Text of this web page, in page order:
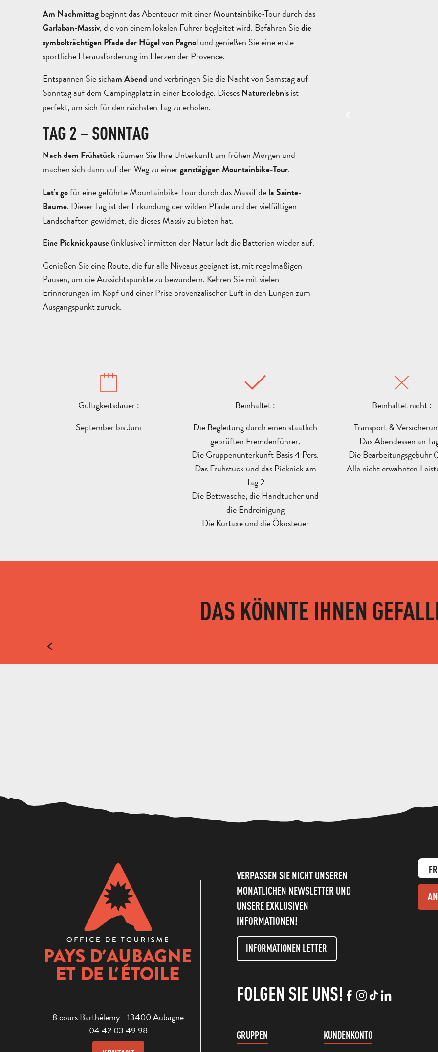
Am Nachmittag beginnt das Abenteuer mit einer Mountainbike-Tour durch das
Garlaban-Massiv, die von einem lokalen Führer begleitet wird. Befahren Siedie
symbolträchtigen Pfade der Hügel von Pagnol und genießen Sie eine erste
sportliche Herausforderung im Herzen der Provence.
Entspannen Sie sicham Abend und verbringen Sie die Nacht von Samstag auf
Sonntag auf dem Campingplatz in einer Ecolodge. Dieses Naturerlebnis ist
perfekt, um sich für den nächsten Tag zu erholen.
TAG 2 – SONNTAG
Nach dem Frühstück räumen Sie Ihre Unterkunft am frühen Morgen und
machen sich dann auf den Weg zu einerganztägigen Mountainbike-Tour.
Let’s gofür eine geführte Mountainbike-Tour durch das Massif de la Sainte-
Baume. Dieser Tag ist der Erkundung der wilden Pfade und der vielfältigen
Landschaften gewidmet, die dieses Massiv zu bieten hat.
Eine Picknickpause (inklusive) inmitten der Natur lädt die Batterien wieder auf.
Genießen Sie eine Route, die für alle Niveaus geeignet ist, mit regelmäßigen
Pausen, um die Aussichtspunkte zu bewundern. Kehren Sie mit vielen
Erinnerungen im Kopf und einer Prise provenzalischer Luft in den Lungen zum
Ausgangspunkt zurück.
Gültigkeitsdauer :
September bis Juni
Beinhaltet :
Die Begleitung durch einen staatlich
geprüften Fremdenführer.
Die Gruppenunterkunft Basis 4 Pers.
Das Frühstück und das Picknick am
Tag 2
Die Bettwäsche, die Handtücher und
die Endreinigung
Die Kurtaxe und die Ökosteuer
Beinhaltet nicht :
Transport &
Das Abendessen an
Die Bearbeitungsgebühr
Alle nicht erwähnten
DAS KÖNNTE IHNEN
Wanderung
8 cours Barthélemy - 13400 Aubagne
04 42 03 49 98
VERPASSEN SIE NICHT UNSEREN
MONATLICHEN NEWSLETTER UND
UNSERE EXKLUSIVEN
INFORMATIONEN!
INFORMATIONEN LETTER
FOLGEN SIE UNS!
GRUPPEN
KUNDENKONTO